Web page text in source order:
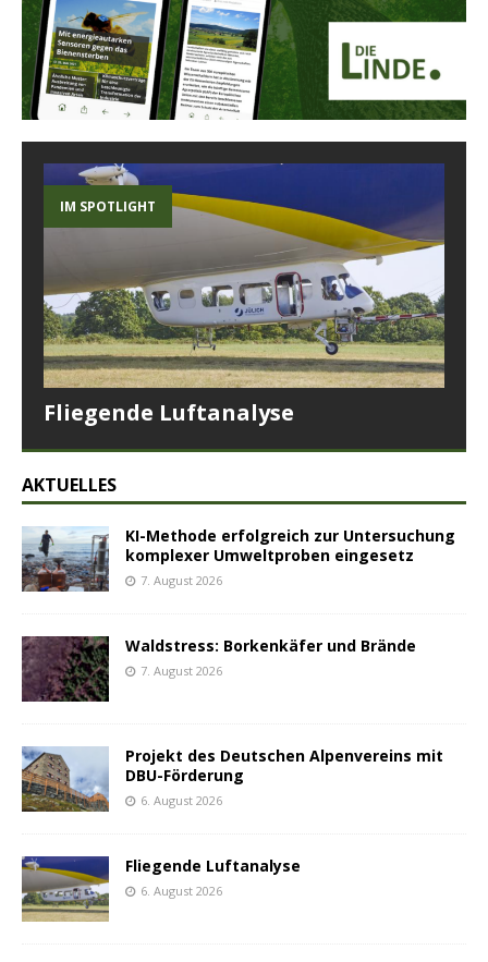
IM SPOTLIGHT
Fliegende Luftanalyse
AKTUELLES
KI-Methode erfolgreich zur Untersuchung
komplexer Umweltproben eingesetz
7. August 2026
Waldstress: Borkenkäfer und Brände
7. August 2026
Projekt des Deutschen Alpenvereins mit
DBU-Förderung
6. August 2026
Fliegende Luftanalyse
6. August 2026